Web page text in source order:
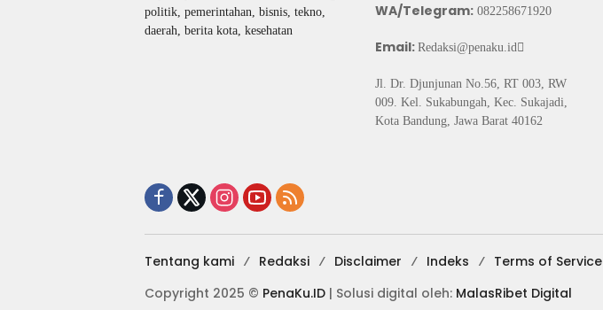
WA/Telegram:082258671920
Email: Redaksi@penaku.id
Jl. Dr. Djunjunan No.56, RT 003, RW
009. Kel. Sukabungah, Kec. Sukajadi,
Kota Bandung, Jawa Barat 40162
Tentang kami Redaksi Disclaimer Indeks Terms of Service
Copyright 2025 © PenaKu.ID | Solusi digital oleh: MalasRibet Digital